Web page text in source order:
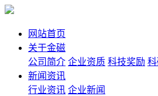
网站首页
关于金磁
公司简介 企业资质 科技奖励
新闻资讯
行业资讯 企业新闻